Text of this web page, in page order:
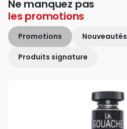
Ne manquez pas
les promotions
Promotions Nouveautés
Produits signature